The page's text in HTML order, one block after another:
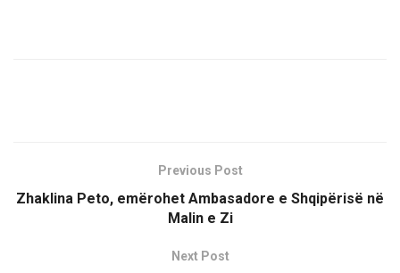
Previous Post
Zhaklina Peto, emërohet Ambasadore e Shqipërisë në
Malin e Zi
Next Post